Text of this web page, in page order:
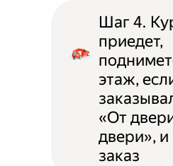
Шаг 4.
приедет,
этаж,
«От
двери», и
заказ